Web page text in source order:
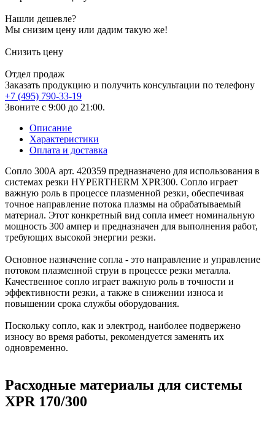
Нашли дешевле?
Мы снизим цену или дадим такую же!
Снизить цену
Отдел продаж
Заказать продукцию и получить консультации по телефону
+7 (495) 790-33-19
Звоните с 9:00 до 21:00.
Описание
Характеристики
Оплата и доставка
Сопло 300А арт. 420359 предназначено для использования в
системах резки HYPERTHERM XPR300. Сопло играет
важную роль в процессе плазменной резки, обеспечивая
точное направление потока плазмы на обрабатываемый
материал. Этот конкретный вид сопла имеет номинальную
мощность 300 ампер и предназначен для выполнения работ,
требующих высокой энергии резки.
Основное назначение сопла - это направление и управление
потоком плазменной струи в процессе резки металла.
Качественное сопло играет важную роль в точности и
эффективности резки, а также в снижении износа и
повышении срока службы оборудования.
Поскольку сопло, как и электрод, наиболее подвержено
износу во время работы, рекомендуется заменять их
одновременно.
Расходные материалы для системы
XPR 170/300